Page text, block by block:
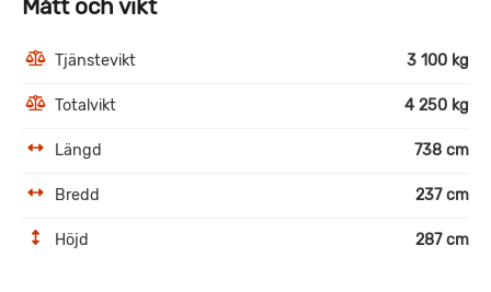
Mått och vikt
Tjänstevikt 3 100 kg
Totalvikt 4 250 kg
Längd 738 cm
Bredd 237 cm
Höjd 287 cm